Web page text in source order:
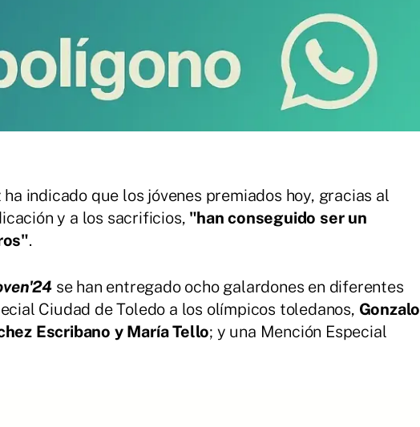
indicado que los jóvenes premiados hoy, gracias al
y a los sacrificios, "han conseguido ser un
.
se han entregado ocho galardones en diferentes
Ciudad de Toledo a los olímpicos toledanos, Gonzalo
Escribano y María Tello; y una Mención Especial